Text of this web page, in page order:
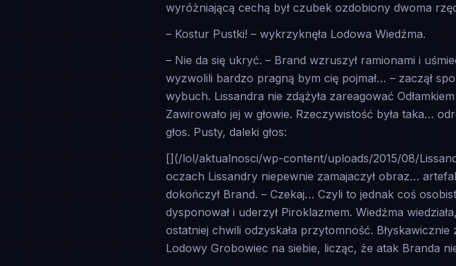
wyróżniającą cechą był czubek ozdobiony dwoma
– Kostur Pustki! – wykrzyknęła Lodowa Wiedźma.
– Nie da się ukryć. – Brand wzruszył ramionami i
wyzwolili bardzo pragną bym cię pojmał… – zaczął
wybuch. Lissandra nie zdążyła zareagować
Zawirowało jej w głowie. Rzeczywistość była taka…
głos. Pusty, daleki głos:
[](/lol/aktualnosci/wp-content/uploads/2015/08/
oczach Lissandry niepewnie zamajaczył obraz…
dokończył Brand. – Czekaj… Czyli to jednak coś
dysponował i uderzył Piroklazmem. Wiedźma
ostatniej chwili odzyskała przytomność. Błyskawicznie
Lodowy Grobowiec na siebie, licząc, że atak Branda